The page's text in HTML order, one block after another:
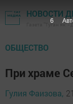
НОВОСТИ
Газета "Туган
ОБЩЕСТВО
При храме
Гулия Фаизова,
5